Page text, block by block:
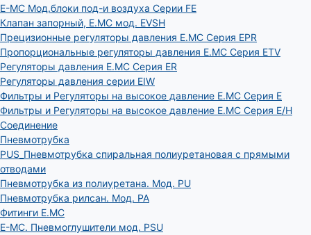
E-MC Мод.блоки под-и воздуха Серии FE
Клапан запорный, E.MC мод. EVSH
Прецизионные регуляторы давления E.MC Серия EPR
Пропорциональные регуляторы давления E.MC Серия ETV
Регуляторы давления E.MC Серия ER
Регуляторы давления серии EIW
Фильтры и Регуляторы на высокое давление E.MC Серия E
Фильтры и Регуляторы на высокое давление E.MC Серия E/H
Соединение
Пневмотрубка
PUS_Пневмотрубка спиральная полиуретановая с прямыми
отводами
Пневмотрубка из полиуретана. Мод. РU
Пневмотрубка рилсан. Мод. PA
Фитинги E.MC
E-MC. Пневмоглушители мод. PSU